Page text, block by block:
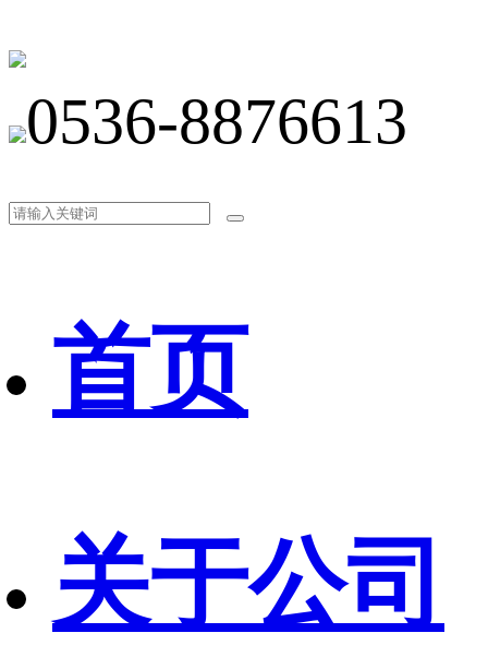
0536-8876613
首页
关于公司